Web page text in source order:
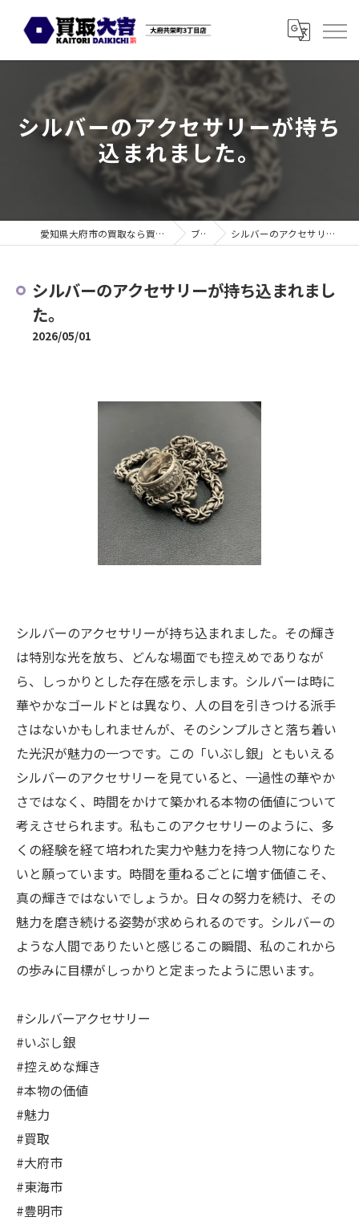
シルバーのアクセサリーが持ち
込まれました。
愛知県大府市の買取なら買取大吉 大府共栄町3丁目店 ブログ シルバーのアクセサリーが持ち込まれました。
シルバーのアクセサリーが持ち込まれまし
た。
2026/05/01
シルバーのアクセサリーが持ち込まれました。その輝き
は特別な光を放ち、どんな場面でも控えめでありなが
ら、しっかりとした存在感を示します。シルバーは時に
華やかなゴールドとは異なり、人の目を引きつける派手
さはないかもしれませんが、そのシンプルさと落ち着い
た光沢が魅力の一つです。この「いぶし銀」ともいえる
シルバーのアクセサリーを見ていると、一過性の華やか
さではなく、時間をかけて築かれる本物の価値について
考えさせられます。私もこのアクセサリーのように、多
くの経験を経て培われた実力や魅力を持つ人物になりた
いと願っています。時間を重ねるごとに増す価値こそ、
真の輝きではないでしょうか。日々の努力を続け、その
魅力を磨き続ける姿勢が求められるのです。シルバーの
ような人間でありたいと感じるこの瞬間、私のこれから
の歩みに目標がしっかりと定まったように思います。
#シルバーアクセサリー
#いぶし銀
#控えめな輝き
#本物の価値
#魅力
#買取
#大府市
#東海市
#豊明市